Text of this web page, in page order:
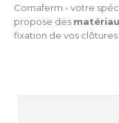
Comaferm - votre
propose des
fixation de vos